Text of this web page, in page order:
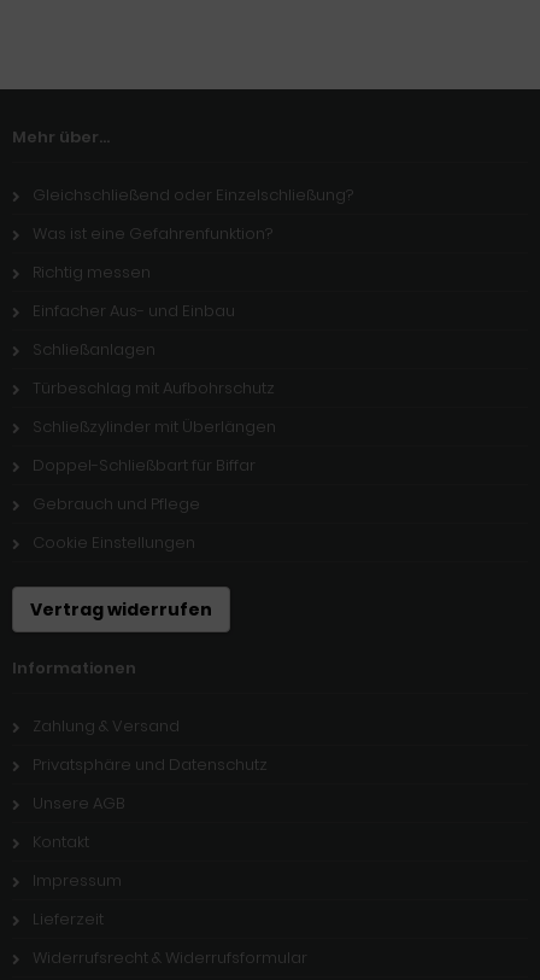
Mehr über...
Gleichschließend oder Einzelschließung?
Was ist eine Gefahrenfunktion?
Richtig messen
Einfacher Aus- und Einbau
Schließanlagen
Türbeschlag mit Aufbohrschutz
Schließzylinder mit Überlängen
Doppel-Schließbart für Biffar
Gebrauch und Pflege
Cookie Einstellungen
Vertrag widerrufen
Informationen
Zahlung & Versand
Privatsphäre und Datenschutz
Unsere AGB
Kontakt
Impressum
Lieferzeit
Widerrufsrecht & Widerrufsformular